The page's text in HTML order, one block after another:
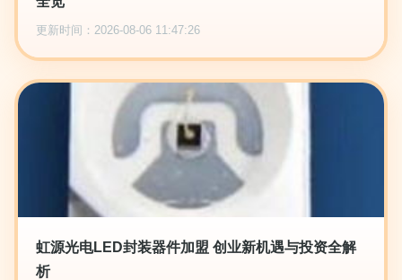
更新时间：2026-08-06 11:47:26
虹源光电LED封装器件加盟 创业新机遇与投资全解
析